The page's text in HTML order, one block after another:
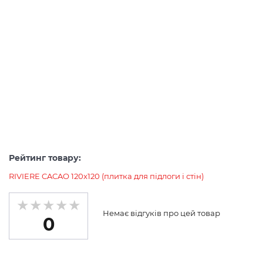
Рейтинг товару:
RIVIERE CACAO 120x120 (плитка для підлоги і стін)
0
Немає відгуків про цей товар